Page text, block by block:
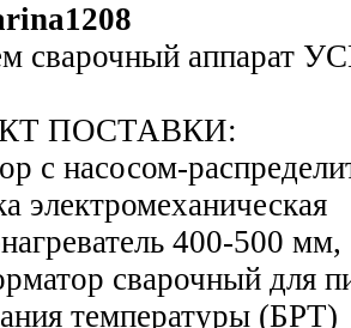
сварочный аппарат
ПОСТАВКИ:
с насосом-
электромеханическая
400-500
сварочный для
температуры (БРТ)